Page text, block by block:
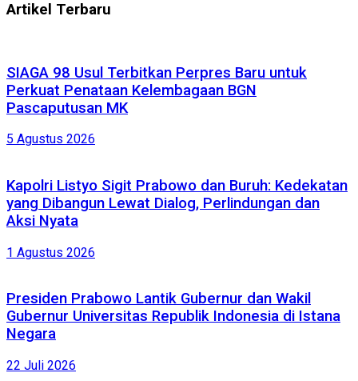
Artikel Terbaru
SIAGA 98 Usul Terbitkan Perpres Baru untuk
Perkuat Penataan Kelembagaan BGN
Pascaputusan MK
5 Agustus 2026
Kapolri Listyo Sigit Prabowo dan Buruh: Kedekatan
yang Dibangun Lewat Dialog, Perlindungan dan
Aksi Nyata
1 Agustus 2026
Presiden Prabowo Lantik Gubernur dan Wakil
Gubernur Universitas Republik Indonesia di Istana
Negara
22 Juli 2026